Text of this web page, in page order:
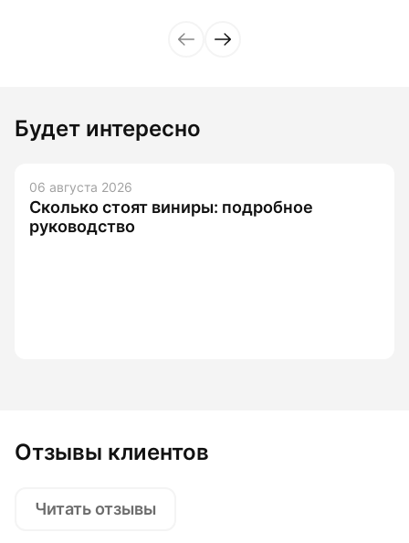
Будет интересно
06 августа 2026
Сколько стоят виниры: подробное
руководство
Отзывы клиентов
Читать отзывы